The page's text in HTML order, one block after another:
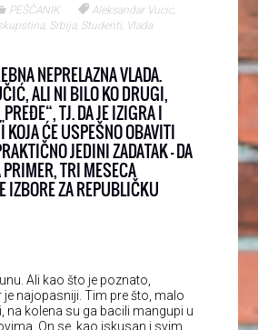
PEŠČANIK Aleksandar Vucic,
, Srbija, Studenti, Vlada
NEPRELAZNA VLADA.
ALI NI BILO KO DRUGI,
TJ. DA JE IZIGRA I
KOJA ĆE USPEŠNO OBAVITI
JEDINI ZADATAK – DA
TRI MESECA
IZBORE ZA REPUBLIČKU
Ali kao što je poznato,
najopasniji. Tim pre što, malo
na kolena su ga bacili mangupi u
On se, kao iskusan i svim